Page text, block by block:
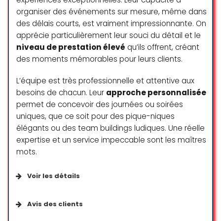
Un bonheur d’organiser les 18ans
de ma fille avec Marta et son
équipe. Nous avons profité à fond
étant organisé à la perfection dans
les moindre détails. Je peux que
vivement la recommander. Merci
encore pour tous ces souvenirs
magiques…
Fabienne Burrus
dream Baby Shower Party. Initially, I
organiser des événements sur mesure, même dans
des délais courts, est vraiment impressionnante. On
apprécie particulièrement leur souci du détail et le
niveau de prestation élevé qu’ils offrent, créant
des moments mémorables pour leurs clients.
L’équipe est très professionnelle et attentive aux
besoins de chacun. Leur approche personnalisée
permet de concevoir des journées ou soirées
uniques, que ce soit pour des pique-niques
élégants ou des team buildings ludiques. Une réelle
expertise et un service impeccable sont les maîtres
mots.
Voir les détails
Avis des clients